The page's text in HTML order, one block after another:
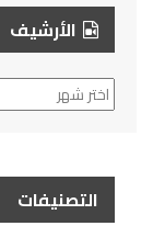
الأرشيف
الأرشيف
التصنيفات